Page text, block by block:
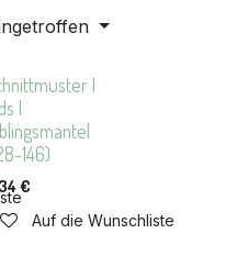
|
|
146)
€
Auf die Wunschliste